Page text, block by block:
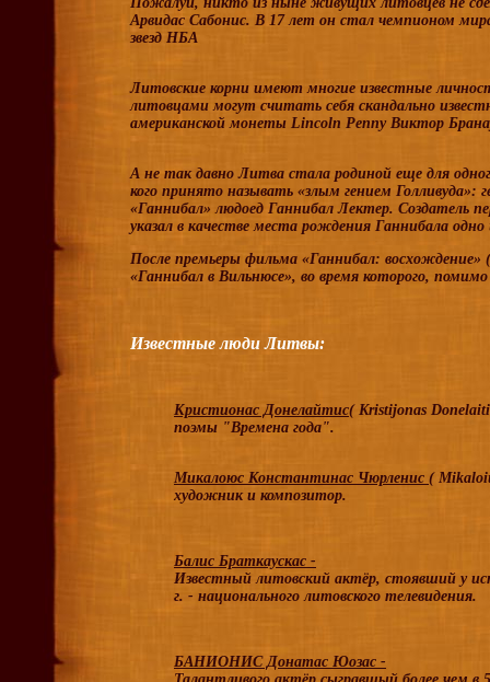
Арвидас Сабонис. В 17 лет он стал чемпионом
звезд НБА
Литовские корни имеют многие известные
литовцами могут считать себя скандально
американской монеты Lincoln Penny Виктор
А не так давно Литва стала родиной еще для
кого принято называть «злым гением
«Ганнибал» людоед Ганнибал Лектер. Создатель
указал в качестве места рождения Ганнибала
После премьеры фильма «Ганнибал: восхождение»
«Ганнибал в Вильнюсе», во время которого,
Известные люди Литвы:
Кристионас Донелайтис( Kristijonas
поэмы "Времена года".
Микалоюс Константинас Чюрленис (
художник и композитор.
Балис Браткаускас -
Известный литовский актёр, стоявший у
г. - национального литовского телевидения.
БАНИОНИС Донатас Юозас -